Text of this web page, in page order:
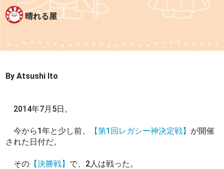
晴れる屋
By Atsushi Ito
2014年7月5日。
今から1年と少し前、 【第1回レガシー神決定戦】 が開催
された日付だ。
その 【決勝戦】 で、2人は戦った。